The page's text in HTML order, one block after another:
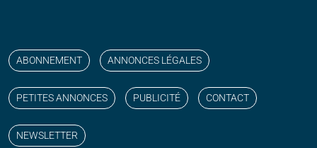
ABONNEMENT ANNONCES LÉGALES
PETITES ANNONCES PUBLICITÉ CONTACT
NEWSLETTER